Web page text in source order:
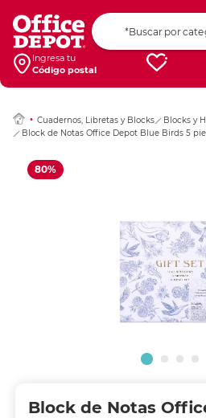
Ingresa tu
Código postal
Cuadernos, Libretas y Blocks
Blocks y
Block de Notas Office Depot Blue Birds 5
80%
Block de Notas